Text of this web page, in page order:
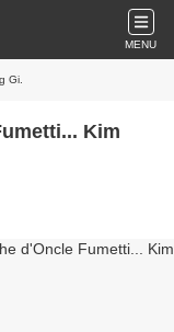
MENU
Gi.
Kim